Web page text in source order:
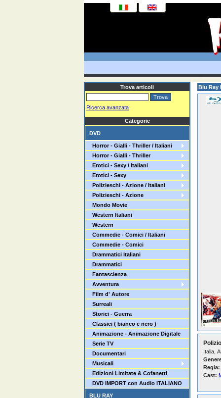
Trova articoli
Ricerca avanzata
Categorie
DVD
Horror - Gialli - Thriller / Italiani
Horror - Gialli - Thriller
Erotici - Sexy / Italiani
Erotici - Sexy
Polizieschi - Azione / Italiani
Polizieschi - Azione
Mondo Movie
Western Italiani
Western
Commedie - Comici / Italiani
Commedie - Comici
Drammatici Italiani
Drammatici
Fantascienza
Avventura
Film d' Autore
Surreali
Storici - Guerra
Classici ( bianco e nero )
Animazione - Animazione Digitale
Serie TV
Documentari
Musicali
Edizioni Limitate & Cofanetti
DVD IMPORT con Audio ITALIANO
BLU RAY
Blu Ray
Italia,
Regia:
Cast: